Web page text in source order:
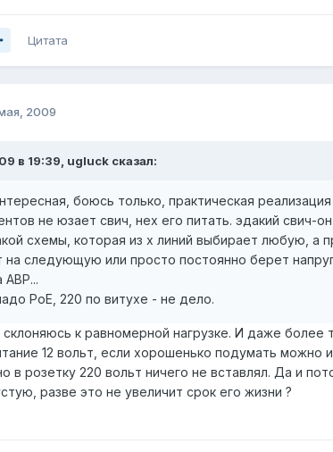
Цитата
2009
в 19:39, ugluck сказал:
боюсь только, практическая
не юзает свич, нех его питать. эдакий свич-
схемы, которая из х линий выбирает любую, а
на следующую или просто постоянно берет
АВР...
PoE, 220 по витухе - не дело.
к равномерной нагрузке. И даже более
12 вольт, если хорошенько подумать можно
в розетку 220 вольт ничего не вставлял. Да и
разве это не увеличит срок его жизни ?